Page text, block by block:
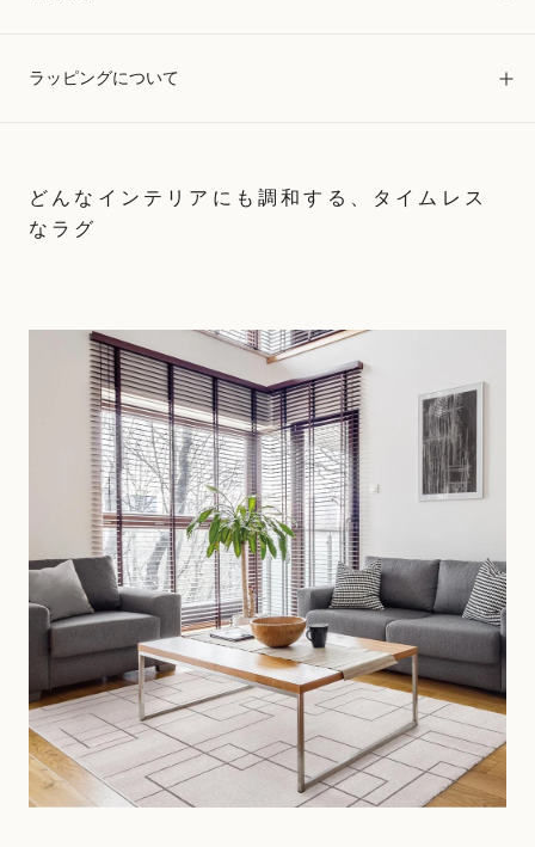
ラッピングについて
どんなインテリアにも調和する、タイムレス
なラグ